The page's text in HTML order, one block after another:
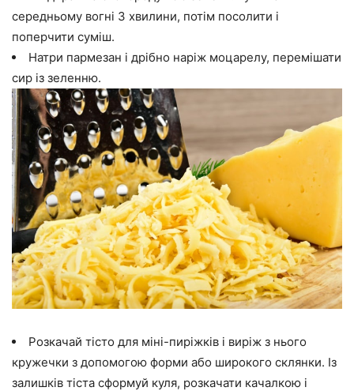
середньому вогні 3 хвилини, потім посолити і
поперчити суміш.
Натри пармезан і дрібно наріж моцарелу, перемішати
сир із зеленню.
Розкачай тісто для міні-пиріжків і виріж з нього
кружечки з допомогою форми або широкого склянки. Із
залишків тіста сформуй куля, розкачати качалкою і